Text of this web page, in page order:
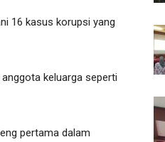
16 kasus korupsi yang
keluarga seperti
pertama dalam